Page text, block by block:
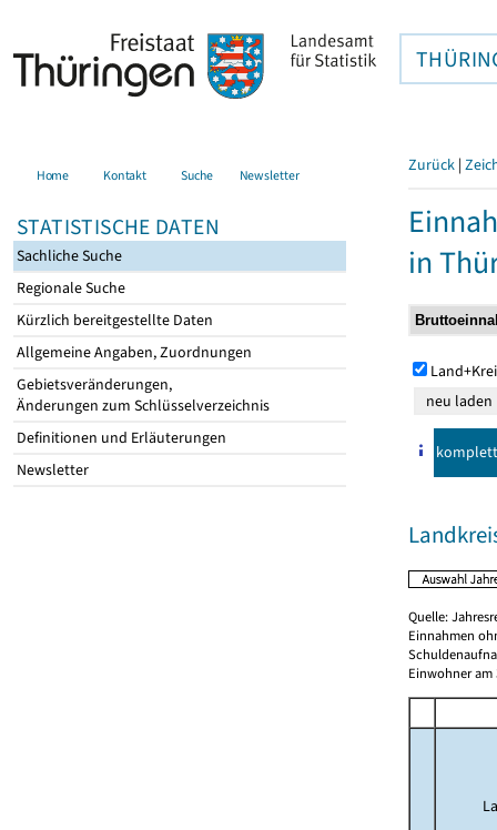
Home Kontakt Suche Newsletter
STATISTISCHE DATEN
Sachliche Suche
Regionale Suche
Kürzlich bereitgestellte Daten
Allgemeine Angaben, Zuordnungen
Gebietsveränderungen,
Änderungen zum Schlüsselverzeichnis
Definitionen und Erläuterungen
Newsletter
Zurück |
in
komplett
Quelle:
Einnahmen
Einwohner am